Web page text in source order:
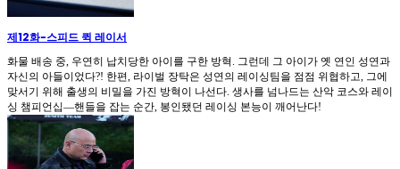
제12화-스피드 퀵 레이서
화물 배송 중, 우연히 납치당한 아이를 구한 방혁. 그런데 그 아이가 옛 연인 성연과
자신의 아들이었다?! 한편, 라이벌 장탁은 성연의 레이싱팀을 점점 위협하고, 그에
맞서기 위해 출생의 비밀을 가진 방혁이 나선다. 생사를 넘나드는 산악 코스와 레이
싱 챔피언십—핸들을 잡는 순간, 봉인됐던 레이싱 본능이 깨어난다!